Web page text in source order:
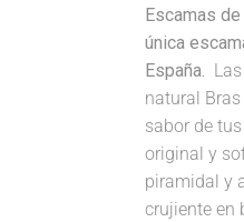
Escamas
única
España.
natural
sabor de
original y
piramidal y
crujiente en